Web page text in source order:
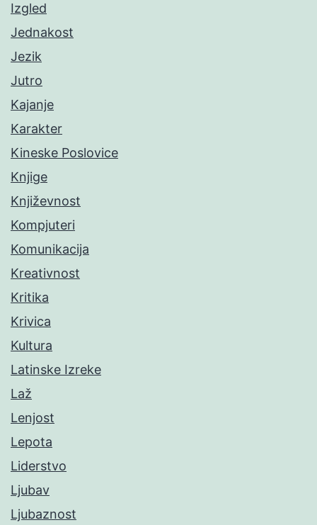
Izgled
Jednakost
Jezik
Jutro
Kajanje
Karakter
Kineske Poslovice
Knjige
Književnost
Kompjuteri
Komunikacija
Kreativnost
Kritika
Krivica
Kultura
Latinske Izreke
Laž
Lenjost
Lepota
Liderstvo
Ljubav
Ljubaznost